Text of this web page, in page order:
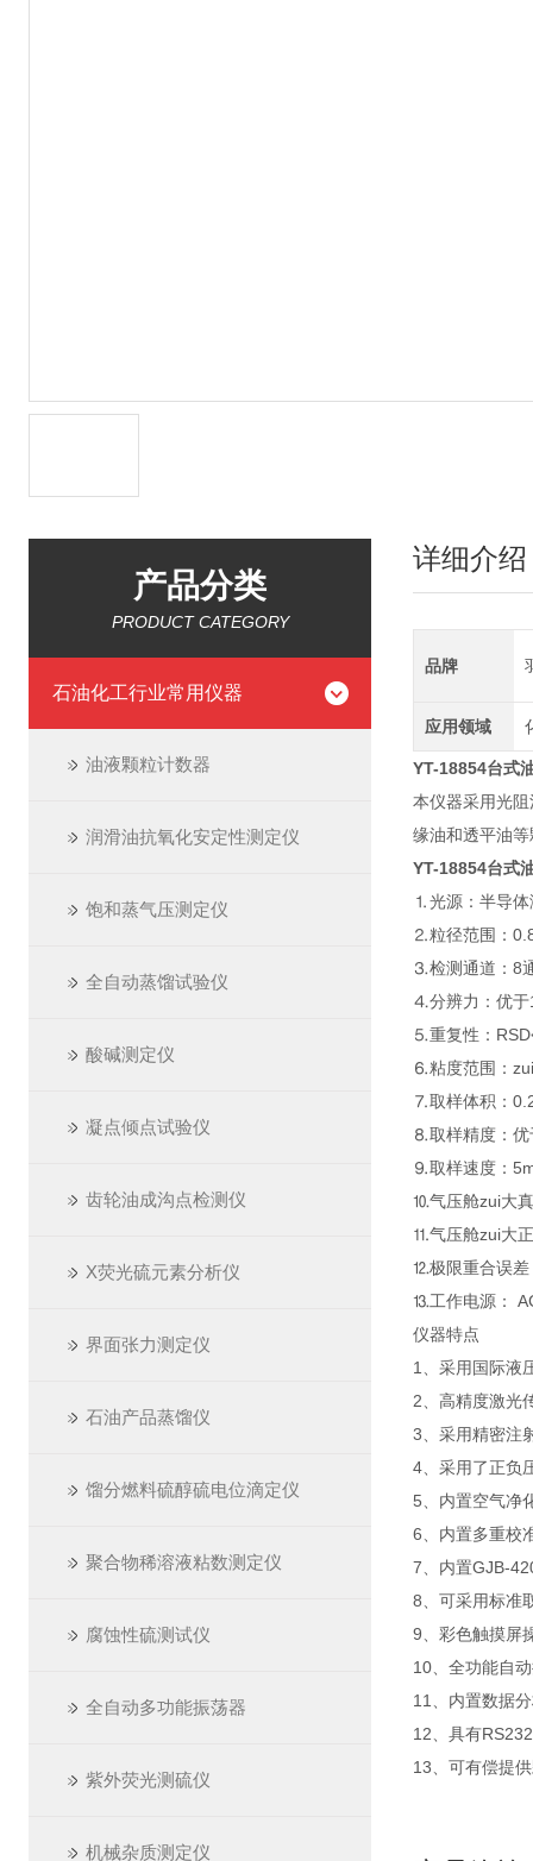
产品分类
PRODUCT CATEGORY
石油化工行业常用仪器
油液颗粒计数器
润滑油抗氧化安定性测定仪
饱和蒸气压测定仪
全自动蒸馏试验仪
酸碱测定仪
凝点倾点试验仪
齿轮油成沟点检测仪
X荧光硫元素分析仪
界面张力测定仪
石油产品蒸馏仪
馏分燃料硫醇硫电位滴定仪
聚合物稀溶液粘数测定仪
腐蚀性硫测试仪
全自动多功能振荡器
紫外荧光测硫仪
机械杂质测定仪
详细介绍
品牌
应用领域
YT-18854台式
本仪器采用光
缘油和透平油
YT-18854台式
⒈光源：半导体
⒉粒径范围：
⒊检测通道：8
⒋分辨力：优于
⒌重复
⒍粘度范围：
⒎取样体
⒏取样精度：优
⒐取样速度：
⒑气压舱zui大
⒒气压舱
⒓极限重合误
⒔工作电源：
仪器特点
1、采用国际液
2、高精度激光
3、采用精密注
4、采用了正负
5、内置空气净
6、内置多重校
7、内置GJB-
8、可采用标准
9、彩色触摸屏
10、全功能自
11、内置数据
12、具有
13、可有偿提